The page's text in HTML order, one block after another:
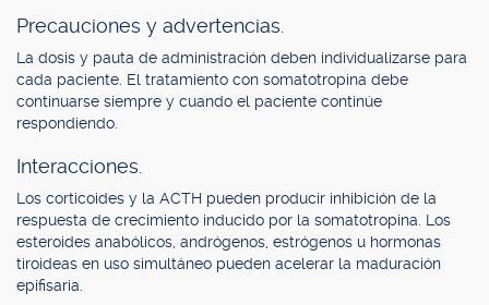
Precauciones y advertencias.
La dosis y pauta de administración deben individualizarse para
cada paciente. El tratamiento con somatotropina debe
continuarse siempre y cuando el paciente continúe
respondiendo.
Interacciones.
Los corticoides y la ACTH pueden producir inhibición de la
respuesta de crecimiento inducido por la somatotropina. Los
esteroides anabólicos, andrógenos, estrógenos u hormonas
tiroideas en uso simultáneo pueden acelerar la maduración
epifisaria.